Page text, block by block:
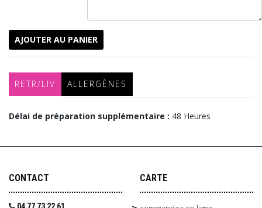
AJOUTER AU PANIER
RETR/LIV ALLERGÈNES
Délai de préparation supplémentaire : 48 Heures
CONTACT CARTE